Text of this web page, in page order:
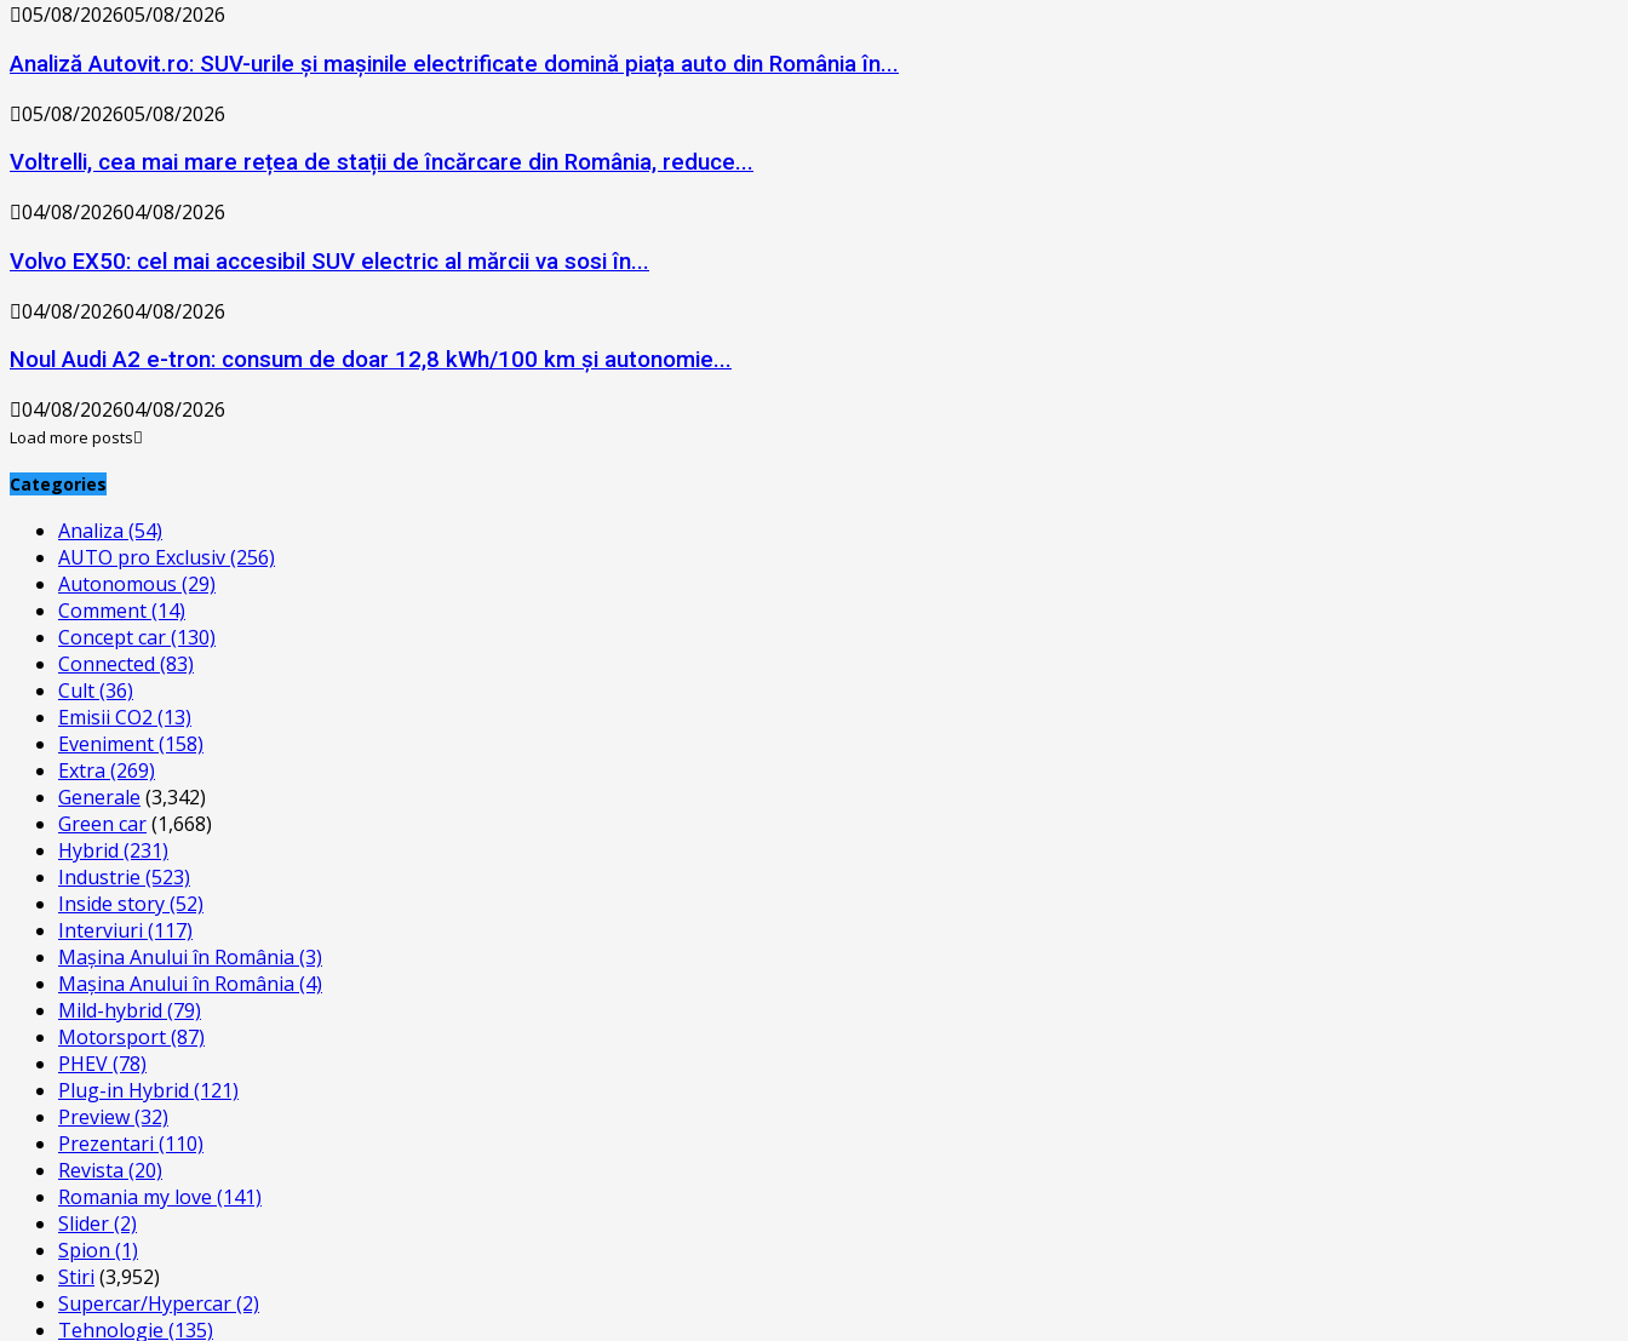
05/08/202605/08/2026
Analiză Autovit.ro: SUV-urile și mașinile electrificate domină piața auto din România în...
05/08/202605/08/2026
Voltrelli, cea mai mare rețea de stații de încărcare din România, reduce...
04/08/202604/08/2026
Volvo EX50: cel mai accesibil SUV electric al mărcii va sosi în...
04/08/202604/08/2026
Noul Audi A2 e-tron: consum de doar 12,8 kWh/100 km și autonomie...
04/08/202604/08/2026
Load more posts
Categories
Analiza (54)
AUTO pro Exclusiv(256)
Autonomous (29)
Comment(14)
Concept car(130)
Connected (83)
Cult(36)
Emisii CO2 (13)
Eveniment(158)
Extra (269)
Generale (3,342)
Green car(1,668)
Hybrid (231)
Industrie (523)
Inside story(52)
Interviuri (117)
Mașina Anului în România (3)
Mașina Anului în România (4)
Mild-hybrid (79)
Motorsport(87)
PHEV(78)
Plug-in Hybrid (121)
Preview(32)
Prezentari (110)
Revista (20)
Romania my love (141)
Slider(2)
Spion (1)
Stiri (3,952)
Supercar/Hypercar(2)
Tehnologie (135)